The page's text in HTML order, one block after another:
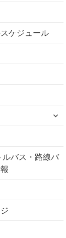
ケジュール
サ
ュ
バス・路線バ